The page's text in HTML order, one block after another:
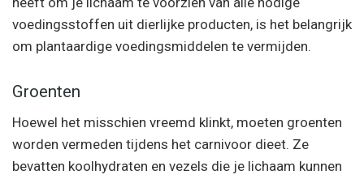
voedingsstoffen uit dierlijke producten, is het belangrijk
om plantaardige voedingsmiddelen te vermijden.
Groenten
Hoewel het misschien vreemd klinkt, moeten groenten
worden vermeden tijdens het carnivoor dieet. Ze
bevatten koolhydraten en vezels die je lichaam kunnen